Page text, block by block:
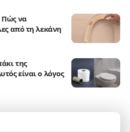
Πώς να
από τη λεκάνη
της
είναι ο λόγος